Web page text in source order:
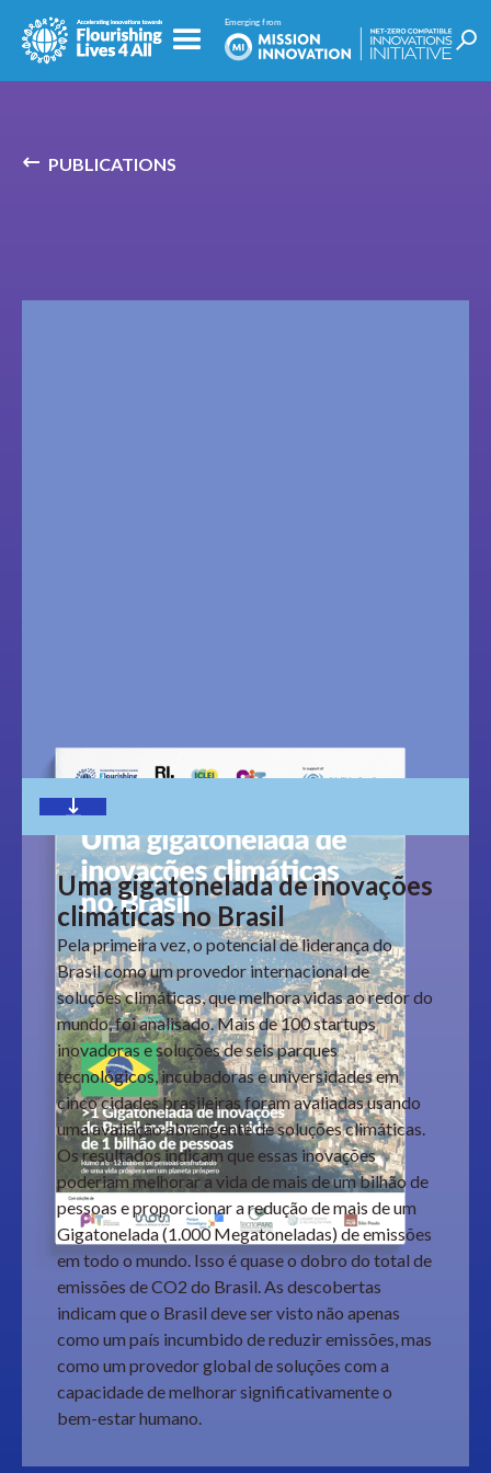
PUBLICATIONS
Download
Uma gigatonelada de inovações
climáticas no Brasil
Pela primeira vez, o potencial de liderança do
Brasil como um provedor internacional de
soluções climáticas, que melhora vidas ao redor do
mundo, foi analisado. Mais de 100 startups
inovadoras e soluções de seis parques
tecnológicos, incubadoras e universidades em
cinco cidades brasileiras foram avaliadas usando
uma avaliação abrangente de soluções climáticas.
Os resultados indicam que essas inovações
poderiam melhorar a vida de mais de um bilhão de
pessoas e proporcionar a redução de mais de um
Gigatonelada (1.000 Megatoneladas) de emissões
em todo o mundo. Isso é quase o dobro do total de
emissões de CO2 do Brasil. As descobertas
indicam que o Brasil deve ser visto não apenas
como um país incumbido de reduzir emissões, mas
como um provedor global de soluções com a
capacidade de melhorar significativamente o
bem-estar humano.